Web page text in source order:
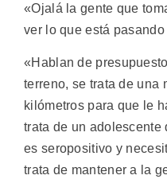
«Ojalá la gente que
ver lo que está
«Hablan de
terreno, se trata de una
kilómetros para que le
trata de un adolescente
es seropositivo y
trata de mantener a la